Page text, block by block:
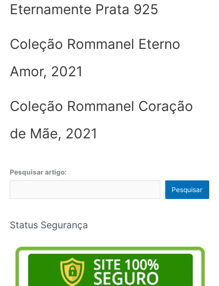
Eternamente Prata 925
Coleção Rommanel Eterno
Amor, 2021
Coleção Rommanel Coração
de Mãe, 2021
Pesquisar artigo:
Pesquisar
Status Segurança